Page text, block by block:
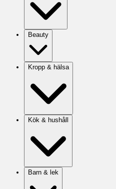
Beauty
Kropp & hälsa
Kök & hushåll
Barn & lek